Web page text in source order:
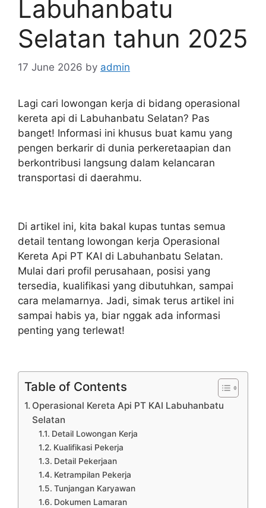
Labuhanbatu
Selatan tahun 2025
17 June 2026 by admin
Lagi cari lowongan kerja di bidang operasional
kereta api di Labuhanbatu Selatan? Pas
banget! Informasi ini khusus buat kamu yang
pengen berkarir di dunia perkeretaapian dan
berkontribusi langsung dalam kelancaran
transportasi di daerahmu.
Di artikel ini, kita bakal kupas tuntas semua
detail tentang lowongan kerja Operasional
Kereta Api PT KAI di Labuhanbatu Selatan.
Mulai dari profil perusahaan, posisi yang
tersedia, kualifikasi yang dibutuhkan, sampai
cara melamarnya. Jadi, simak terus artikel ini
sampai habis ya, biar nggak ada informasi
penting yang terlewat!
Table of Contents
Operasional Kereta Api PT KAI Labuhanbatu
Selatan
Detail Lowongan Kerja
Kualifikasi Pekerja
Detail Pekerjaan
Ketrampilan Pekerja
Tunjangan Karyawan
Dokumen Lamaran